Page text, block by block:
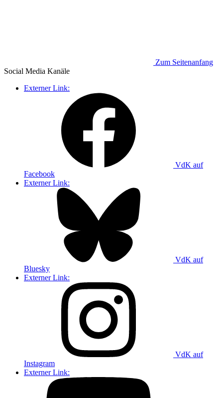
Zum Seitenanfang
Social Media Kanäle
Externer Link:
VdK auf
Facebook
Externer Link:
VdK auf
Bluesky
Externer Link:
VdK auf
Instagram
Externer Link: